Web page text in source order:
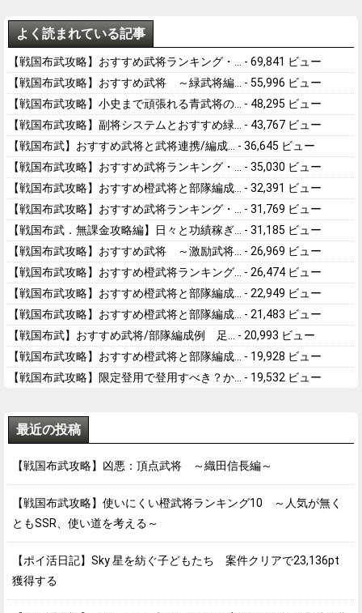
よく読まれている記事
【戦国布武攻略】おすすめ武将ランキング・... - 69,841 ビュー
【戦国布武攻略】おすすめ武将 ～緑武将編... - 55,996 ビュー
【戦国布武攻略】小史まで頑張れる青武将の... - 48,295 ビュー
【戦国布武攻略】副将システムとおすすめ緑... - 43,767 ビュー
【戦国布武】おすすめ武将と武将連携/編成... - 36,645 ビュー
【戦国布武攻略】おすすめ武将ランキング・... - 35,030 ビュー
【戦国布武攻略】おすすめ橙武将と部隊編成... - 32,391 ビュー
【戦国布武攻略】おすすめ武将ランキング・... - 31,769 ビュー
【戦国布武．無課金攻略編】日々と功績稼ぎ... - 31,185 ビュー
【戦国布武攻略】おすすめ武将 ～激励武将... - 26,969 ビュー
【戦国布武攻略】おすすめ橙武将ランキング... - 26,474 ビュー
【戦国布武攻略】おすすめ橙武将と部隊編成... - 22,949 ビュー
【戦国布武攻略】おすすめ橙武将と部隊編成... - 21,483 ビュー
【戦国布武】おすすめ武将/部隊編成例 足... - 20,993 ビュー
【戦国布武攻略】おすすめ橙武将と部隊編成... - 19,928 ビュー
【戦国布武攻略】限定登用で登用すべき？か... - 19,532 ビュー
最近の投稿
【戦国布武攻略】凶悪：頂点武将 ～織田信長編～
【戦国布武攻略】使いにくい橙武将ランキング10 ～人気が無く
ともSSR、使い道を考える～
【ポイ活日記】Sky 星を紡ぐ子どもたち 案件クリアで23,136pt
獲得する